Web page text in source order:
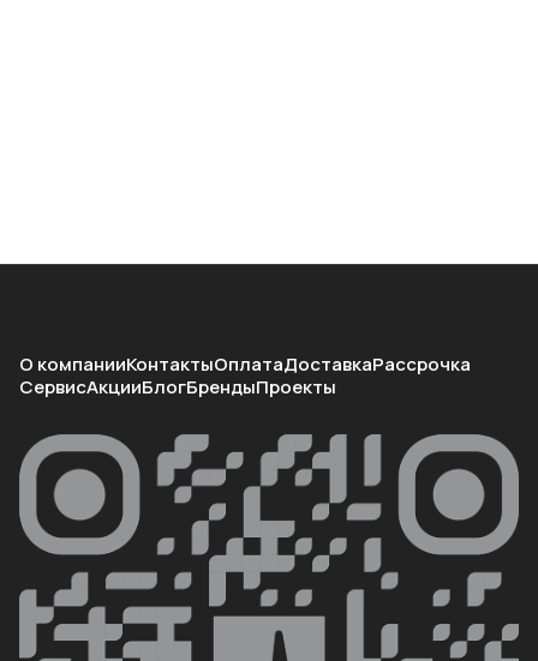
О компанииКонтактыОплатаДоставкаРассрочка
СервисАкцииБлогБрендыПроекты